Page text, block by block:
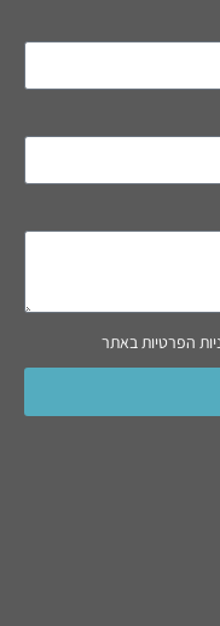
הפרטיות באתר